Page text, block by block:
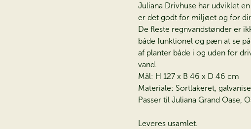
Juliana Drivhuse har udviklet
er det godt for miljøet og for
De fleste regnvandstønder er
både funktionel og pæn at se
af planter både i og uden for
vand.
Mål: H 127 x B 46 x D 46 cm
Materiale: Sortlakeret,
Passer til Juliana Grand Oase,
Leveres usamlet.